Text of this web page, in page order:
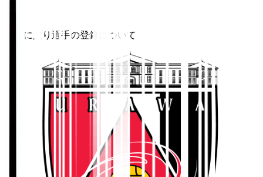
お気に入り選手の登録について